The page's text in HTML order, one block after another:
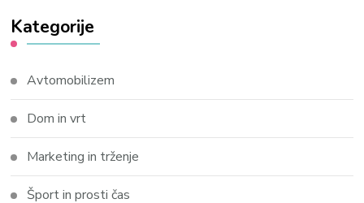
Kategorije
Avtomobilizem
Dom in vrt
Marketing in trženje
Šport in prosti čas